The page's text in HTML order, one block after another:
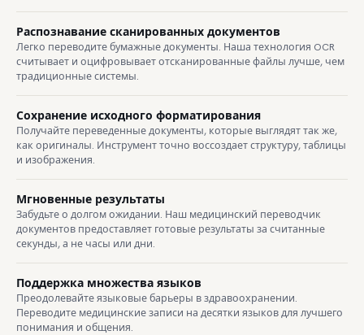
Распознавание сканированных документов
Легко переводите бумажные документы. Наша технология OCR
считывает и оцифровывает отсканированные файлы лучше, чем
традиционные системы.
Сохранение исходного форматирования
Получайте переведенные документы, которые выглядят так же,
как оригиналы. Инструмент точно воссоздает структуру, таблицы
и изображения.
Мгновенные результаты
Забудьте о долгом ожидании. Наш медицинский переводчик
документов предоставляет готовые результаты за считанные
секунды, а не часы или дни.
Поддержка множества языков
Преодолевайте языковые барьеры в здравоохранении.
Переводите медицинские записи на десятки языков для лучшего
понимания и общения.